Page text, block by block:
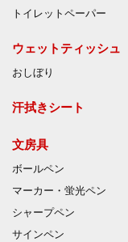
トイレットペーパー
ウェットティッシュ
おしぼり
汗拭きシート
文房具
ボールペン
マーカー・蛍光ペン
シャープペン
サインペン